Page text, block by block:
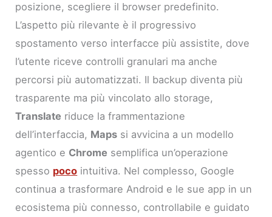
posizione, scegliere il browser predefinito.
L’aspetto più rilevante è il progressivo
spostamento verso interfacce più assistite, dove
l’utente riceve controlli granulari ma anche
percorsi più automatizzati. Il backup diventa più
trasparente ma più vincolato allo storage,
Translate riduce la frammentazione
dell’interfaccia, Maps si avvicina a un modello
agentico e Chrome semplifica un’operazione
spesso poco intuitiva. Nel complesso, Google
continua a trasformare Android e le sue app in un
ecosistema più connesso, controllabile e guidato